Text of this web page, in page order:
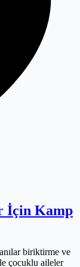
İçin Kamp
biriktirme ve
çocuklu aileler